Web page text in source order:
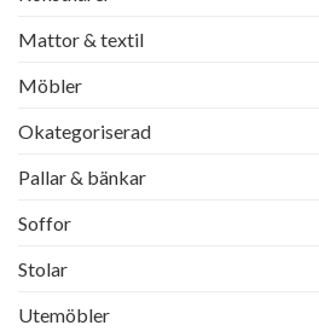
Mattor & textil
Möbler
Okategoriserad
Pallar & bänkar
Soffor
Stolar
Utemöbler